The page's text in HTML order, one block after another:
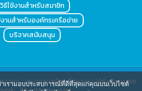
วิธีใช้งานสำหรับสมาชิก
านสำหรับองค์กรเครือข่าย
บริจาคสนับสนุน
อาสา : งานอาสาสมัคร จิตอาสา | Volunteerspirit
าเรามอบประสบการณ์ที่ดีที่สุดแก่คุณบนเว็บไซต์